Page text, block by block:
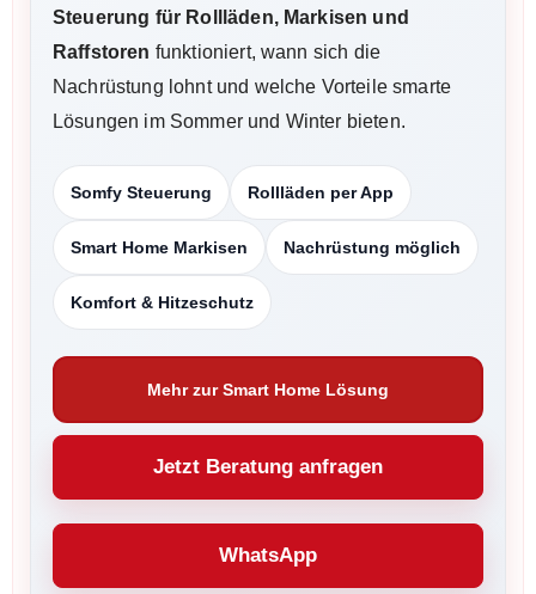
Steuerung für Rollläden, Markisen und
Raffstoren funktioniert, wann sich die
Nachrüstung lohnt und welche Vorteile smarte
Lösungen im Sommer und Winter bieten.
Somfy Steuerung Rollläden per App
Smart Home Markisen Nachrüstung möglich
Komfort & Hitzeschutz
Mehr zur Smart Home Lösung
Jetzt Beratung anfragen
WhatsApp